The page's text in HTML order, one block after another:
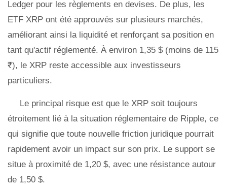
Ledger pour les règlements en devises. De plus, les
ETF XRP ont été approuvés sur plusieurs marchés,
améliorant ainsi la liquidité et renforçant sa position en
tant qu'actif réglementé. À environ 1,35 $ (moins de 115
₹), le XRP reste accessible aux investisseurs
particuliers.
Le principal risque est que le XRP soit toujours
étroitement lié à la situation réglementaire de Ripple, ce
qui signifie que toute nouvelle friction juridique pourrait
rapidement avoir un impact sur son prix. Le support se
situe à proximité de 1,20 $, avec une résistance autour
de 1,50 $.